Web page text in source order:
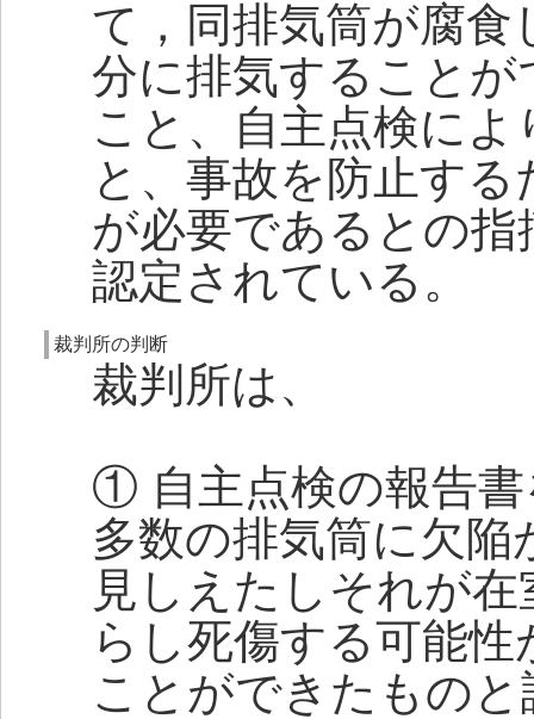
て，同排気筒が腐
分に排気すること
こと、自主点検に
と、事故を防止す
が必要であるとの
認定されている。
裁判所の判断
裁判所は、
① 自主点検の報告
多数の排気筒に欠
見しえたしそれが
らし死傷する可能
ことができたもの